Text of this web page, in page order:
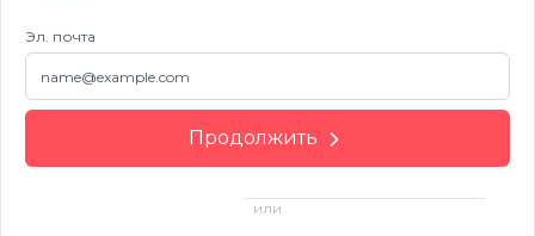
Эл. почта
Продолжить
или